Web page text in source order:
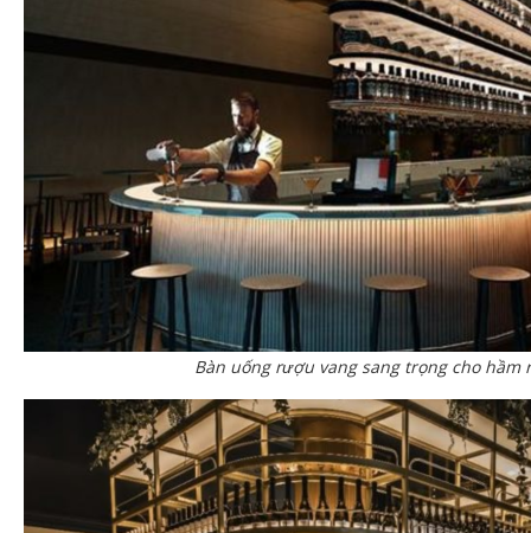
Bàn uống rượu vang sang trọng cho hầm